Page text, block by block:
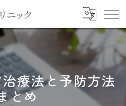
療法と予防方法
とめ